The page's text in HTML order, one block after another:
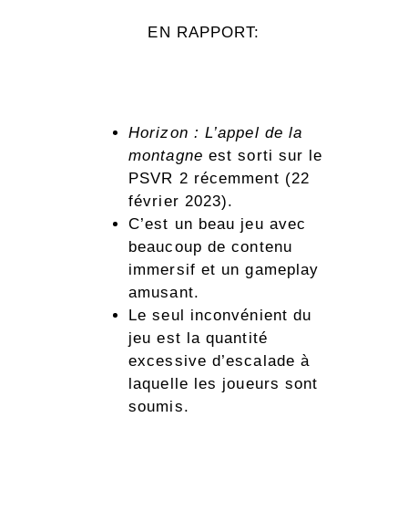
EN RAPPORT:
Horizon : L’appel de la
montagne est sorti sur le
PSVR 2 récemment (22
février 2023).
C’est un beau jeu avec
beaucoup de contenu
immersif et un gameplay
amusant.
Le seul inconvénient du
jeu est la quantité
excessive d’escalade à
laquelle les joueurs sont
soumis.